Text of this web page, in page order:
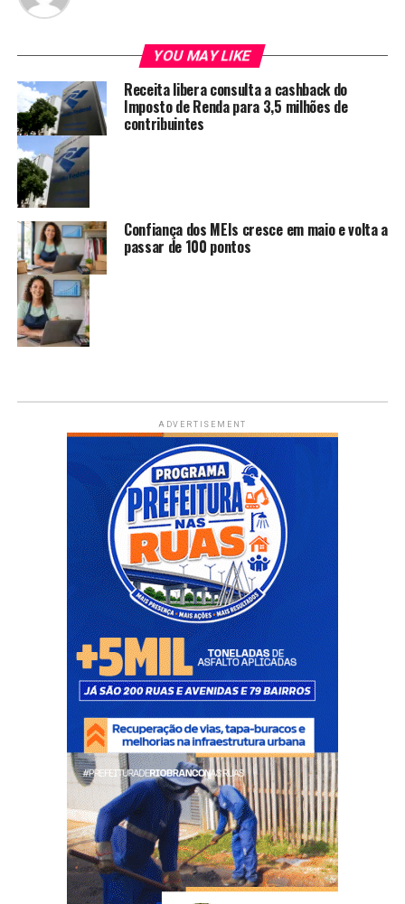
YOU MAY LIKE
Receita libera consulta a cashback do
Imposto de Renda para 3,5 milhões de
contribuintes
Confiança dos MEIs cresce em maio e volta a
passar de 100 pontos
ADVERTISEMENT